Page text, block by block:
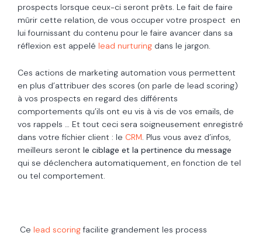
prospects lorsque ceux-ci seront prêts. Le fait de faire
mûrir cette relation, de vous occuper votre prospect en
lui fournissant du contenu pour le faire avancer dans sa
réflexion est appelé lead nurturing dans le jargon.
Ces actions de marketing automation vous permettent
en plus d’attribuer des scores (on parle de lead scoring)
à vos prospects en regard des différents
comportements qu’ils ont eu vis à vis de vos emails, de
vos rappels … Et tout ceci sera soigneusement enregistré
dans votre fichier client : le CRM. Plus vous avez d’infos,
meilleurs seront le ciblage et la pertinence du message
qui se déclenchera automatiquement, en fonction de tel
ou tel comportement.
Ce lead scoringfacilite grandement les process